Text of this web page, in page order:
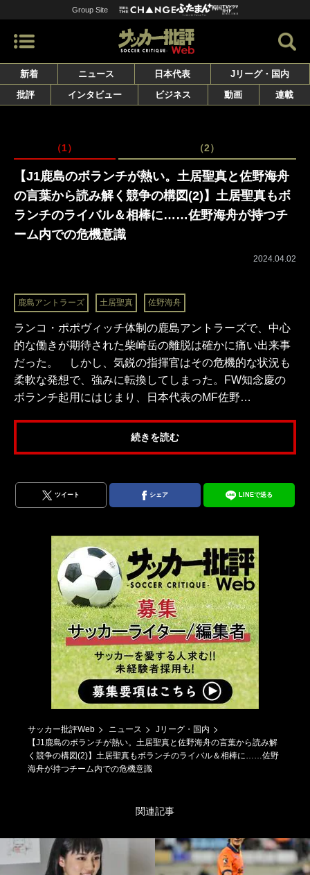
Group Site
新着 ニュース 日本代表
Jリーグ・国内
批評
インタビュー ビジネス 動画 連載
（1） （2）
【J1鹿島のボランチが熱い。土居聖真と佐野海舟
の言葉から読み解く競争の構図(2)】土居聖真もボ
ランチのライバル＆相棒に……佐野海舟が持つチ
ーム内での危機意識
2024.04.02
鹿島アントラーズ 土居聖真 佐野海舟
ランコ・ポポヴィッチ体制の鹿島アントラーズで、中心
的な働きが期待された柴崎岳の離脱は確かに痛い出来事
だった。 しかし、気鋭の指揮官はその危機的な状況も
柔軟な発想で、強みに転換してしまった。FW知念慶の
ボランチ起用にはじまり、日本代表のMF佐野…
続きを読む
ツイート シェア LINEで送る
サッカー批評Web ニュース
Jリーグ・国内
【J1鹿島のボランチが熱い。土居聖真と佐野海舟の言葉から読み解
く競争の構図(2)】土居聖真もボランチのライバル＆相棒に……佐野
海舟が持つチーム内での危機意識
関連記事